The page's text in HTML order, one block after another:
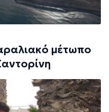
μέτωπο